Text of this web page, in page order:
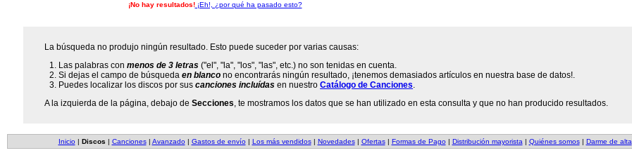
¡No hay resultados!¡Eh!, ¿por qué ha pasado esto?
La búsqueda no produjo ningún resultado. Esto puede suceder por varias causas:
Las palabras conmenos de 3 letras ("el", "la", "los", "las", etc.) no son tenidas en cuenta.
Si dejas el campo de búsquedaen blanco no encontrarás ningún resultado, ¡tenemos demasiados artículos en nuestra base de datos!.
Puedes localizar los discos por suscanciones incluídas en nuestroCatálogo de Canciones.
A la izquierda de la página, debajo deSecciones, te mostramos los datos que se han utilizado en esta consulta y que no han producido resultados.
Inicio| Discos | Canciones| Avanzado| Gastos de envío| Los más vendidos| Novedades| Ofertas| Formas de Pago| Distribución mayorista | Quiénes somos| Darme de alta